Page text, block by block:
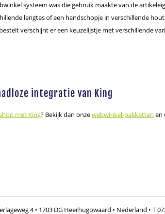
systeem was die gebruik maakte van de
lengtes of een handschopje in verschillende
verschijnt er een keuzelijstje met verschillende
integratie van King
met King? Bekijk dan onzewebwinkel-pakketten en
4 • 1703 DG Heerhugowaard • Nederland • T